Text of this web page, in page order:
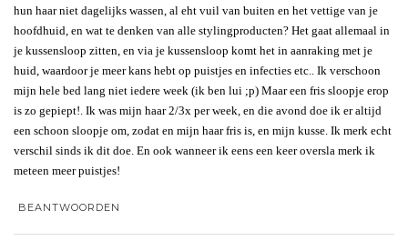
hun haar niet dagelijks wassen, al eht vuil van buiten en het vettige van je
hoofdhuid, en wat te denken van alle stylingproducten? Het gaat allemaal in
je kussensloop zitten, en via je kussensloop komt het in aanraking met je
huid, waardoor je meer kans hebt op puistjes en infecties etc.. Ik verschoon
mijn hele bed lang niet iedere week (ik ben lui ;p) Maar een fris sloopje erop
is zo gepiept!. Ik was mijn haar 2/3x per week, en die avond doe ik er altijd
een schoon sloopje om, zodat en mijn haar fris is, en mijn kusse. Ik merk echt
verschil sinds ik dit doe. En ook wanneer ik eens een keer oversla merk ik
meteen meer puistjes!
BEANTWOORDEN